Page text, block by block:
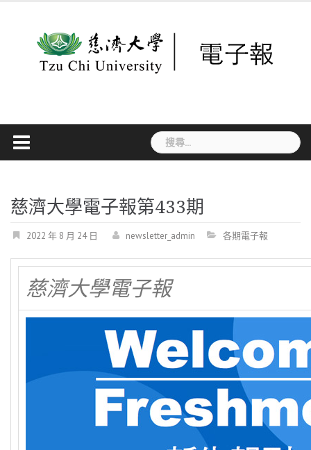
搜
尋
字:
慈濟大學電子報第433期
2022 年 8 月 24 日 newsletter_admin 各期電子報
慈濟大學電子報